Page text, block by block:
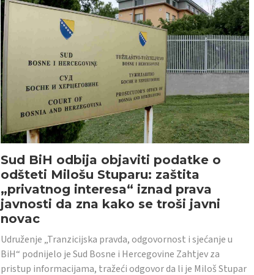
Sud BiH odbija objaviti podatke o
odšteti Milošu Stuparu: zaštita
„privatnog interesa“ iznad prava
javnosti da zna kako se troši javni
novac
Udruženje „Tranzicijska pravda, odgovornost i sjećanje u
BiH“ podnijelo je Sud Bosne i Hercegovine Zahtjev za
pristup informacijama, tražeći odgovor da li je Miloš Stupar